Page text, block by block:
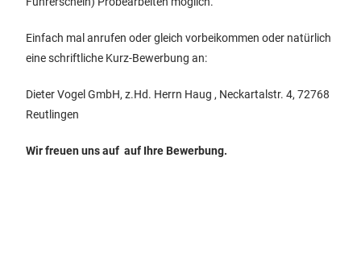
Einfach mal anrufen oder gleich vorbeikommen oder natürlich
eine schriftliche Kurz-Bewerbung an:
Dieter Vogel GmbH, z.Hd. Herrn Haug , Neckartalstr. 4, 72768
Reutlingen
Wir freuen uns auf auf Ihre Bewerbung.